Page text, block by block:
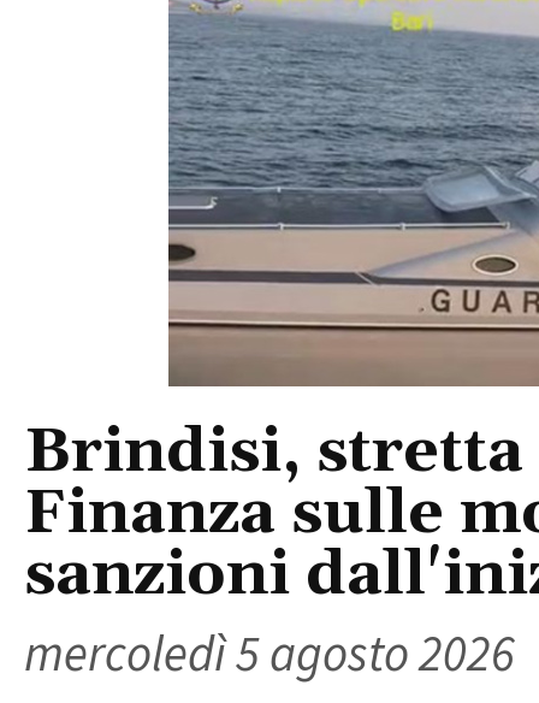
Brindisi, stretta
Finanza sulle
sanzioni
mercoledì 5 agosto 2026